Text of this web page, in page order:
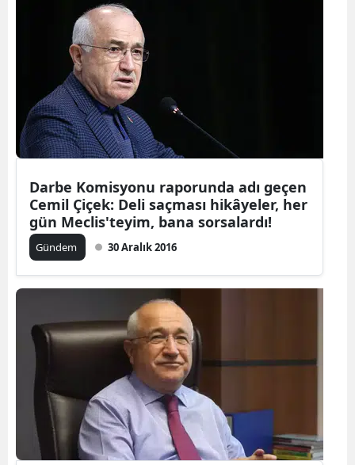
Darbe Komisyonu raporunda adı geçen
Cemil Çiçek: Deli saçması hikâyeler, her
gün Meclis'teyim, bana sorsalardı!
Gündem 30 Aralık 2016